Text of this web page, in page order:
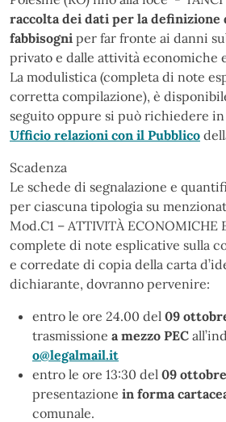
raccolta dei dati per la definizione
fabbisogni per far fronte ai danni
privato e dalle attività economiche
La modulistica (completa di note
corretta compilazione), è
seguito oppure si può richiedere in
Ufficio relazioni con il Pubblico
Scadenza
Le schede di segnalazione e
per ciascuna tipologia su
Mod.C1 – ATTIVITÀ ECONOMICHE
complete di note esplicative sulla
e corredate di copia della carta
dichiarante, dovranno pervenire:
entro le ore 24.00 del 09
trasmissione a mezzo PEC
o@legalmail.it
entro le ore 13:30 del 09
presentazione in forma
comunale.